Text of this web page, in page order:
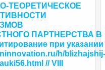
ТЕОРЕТИЧЕСКОЕ
ПАРТНЕРСТВА В
при указании
h/blizhajshij-
// VIII